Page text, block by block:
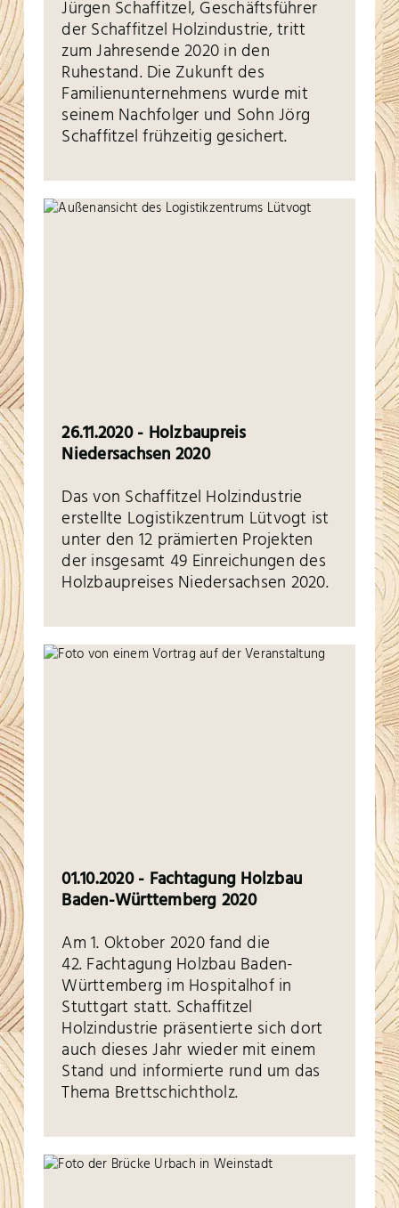
Jürgen Schaffitzel, Geschäftsführer
der Schaffitzel Holzindustrie, tritt
zum Jahresende 2020 in den
Ruhestand. Die Zukunft des
Familienunternehmens wurde mit
seinem Nachfolger und Sohn Jörg
Schaffitzel frühzeitig gesichert.
26.11.2020 - Holzbaupreis
Niedersachsen 2020
Das von Schaffitzel Holzindustrie
erstellte Logistikzentrum Lütvogt ist
unter den 12 prämierten Projekten
der insgesamt 49 Einreichungen des
Holzbaupreises Niedersachsen 2020.
01.10.2020 - Fachtagung Holzbau
Baden-Württemberg 2020
Am 1. Oktober 2020 fand die
42. Fachtagung Holzbau Baden-
Württemberg im Hospitalhof in
Stuttgart statt. Schaffitzel
Holzindustrie präsentierte sich dort
auch dieses Jahr wieder mit einem
Stand und informierte rund um das
Thema Brettschichtholz.